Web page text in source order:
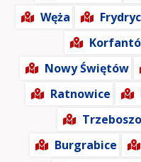
Węża
Nowy Świętów
Ratnowice
Burgrabice